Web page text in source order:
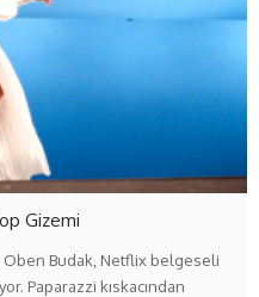
Gizemi
Oben Budak, Netflix belgeseli
Paparazzi kıskacından